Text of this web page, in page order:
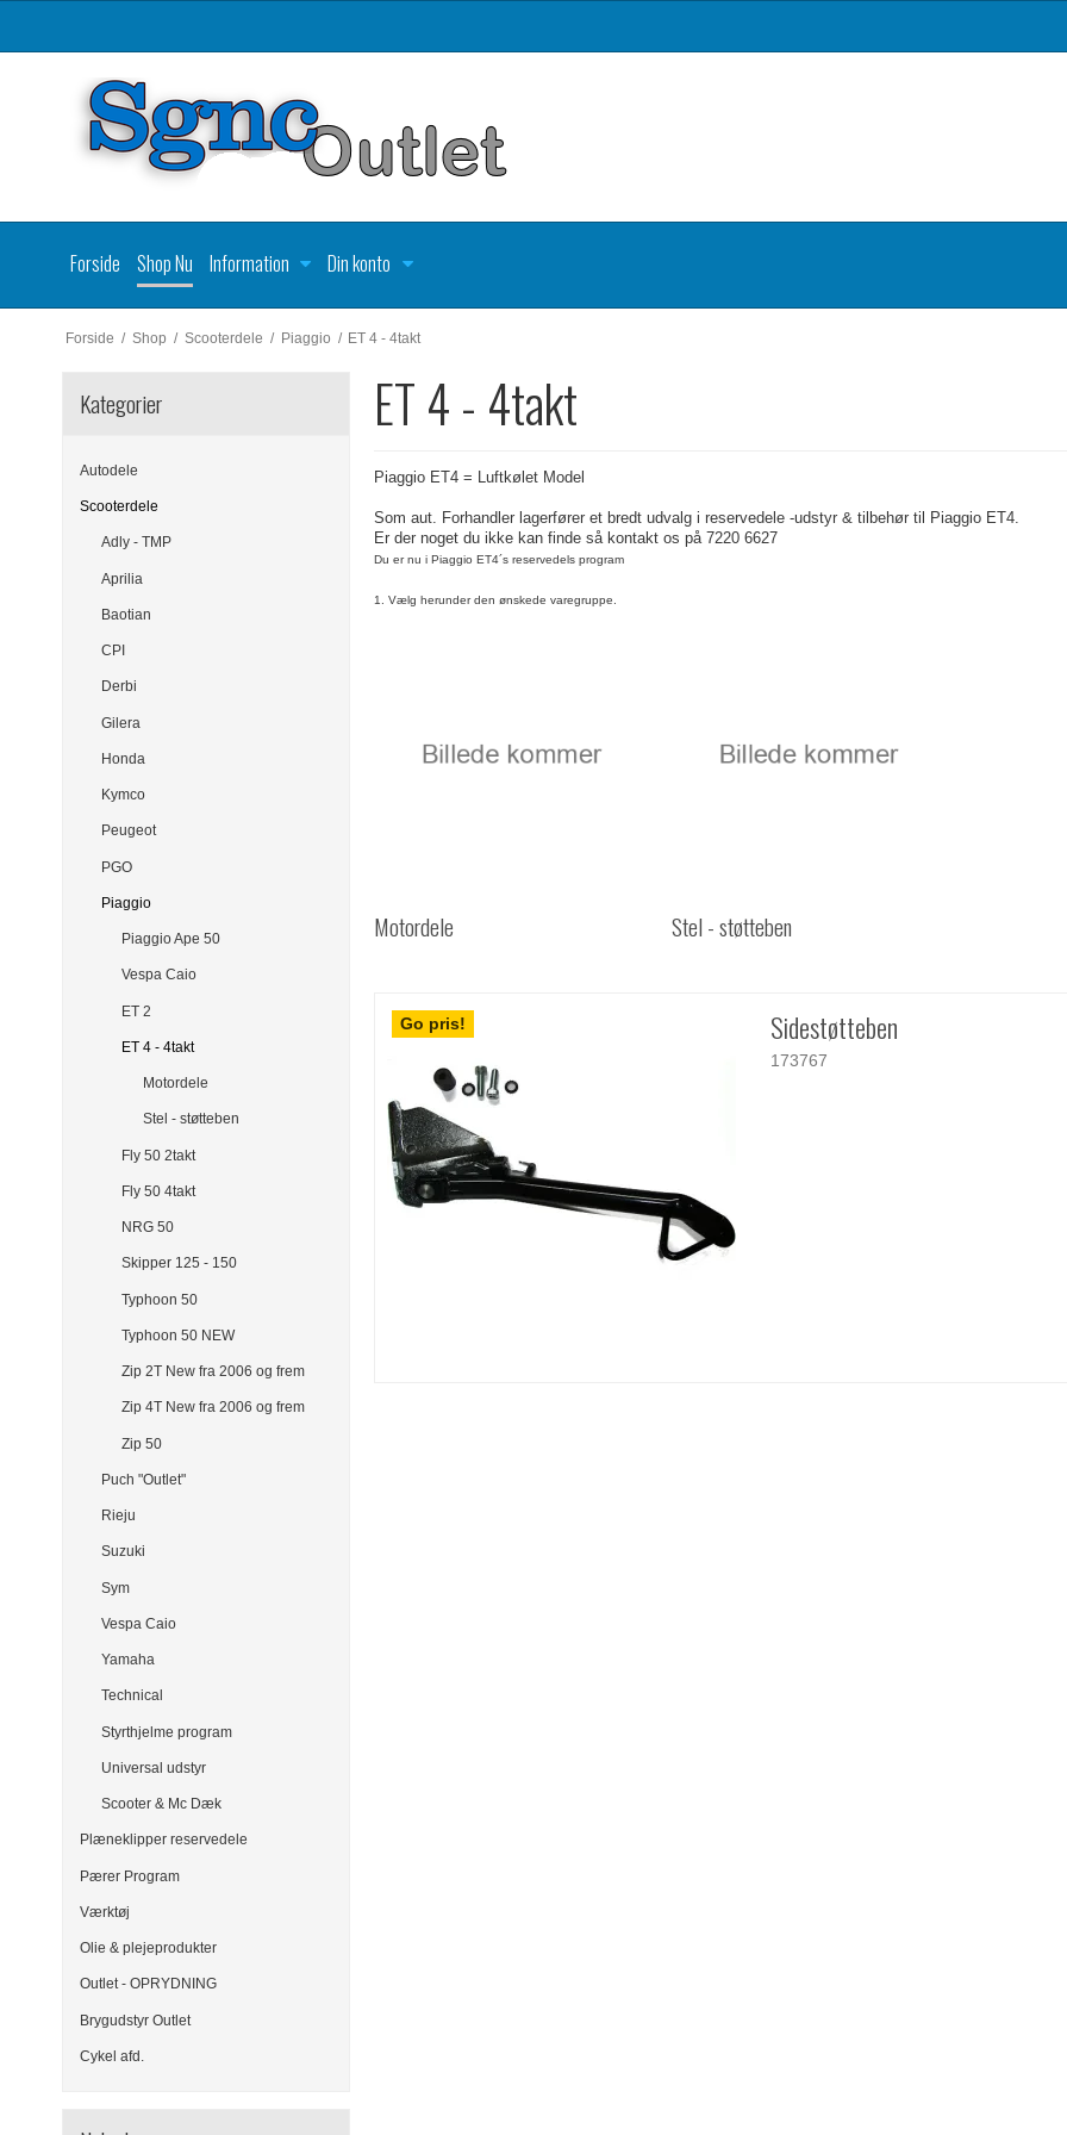
Forside Shop Nu Information Din konto
Forside / Shop / Scooterdele / Piaggio / ET 4 - 4takt
Kategorier
Autodele
Scooterdele
Adly - TMP
Aprilia
Baotian
CPI
Derbi
Gilera
Honda
Kymco
Peugeot
PGO
Piaggio
Piaggio Ape 50
Vespa Caio
ET 2
ET 4 - 4takt
Motordele
Stel - støtteben
Fly 50 2takt
Fly 50 4takt
NRG 50
Skipper 125 - 150
Typhoon 50
Typhoon 50 NEW
Zip 2T New fra 2006 og frem
Zip 4T New fra 2006 og frem
Zip 50
Puch "Outlet"
Rieju
Suzuki
Sym
Vespa Caio
Yamaha
Technical
Styrthjelme program
Universal udstyr
Scooter & Mc Dæk
Plæneklipper reservedele
Pærer Program
Værktøj
Olie & plejeprodukter
Outlet - OPRYDNING
Brygudstyr Outlet
Cykel afd.
ET 4 - 4takt
Piaggio ET4 = Luftkølet Model
Som aut. Forhandler lagerfører et bredt udvalg i reservedele -udstyr & tilbehør til Piaggio ET4.
Er der noget du ikke kan finde så kontakt os på 7220 6627
Du er nu i Piaggio ET4´s reservedels program
1. Vælg herunder den ønskede varegruppe.
Motordele Stel - støtteben
Go pris! Sidestøtteben
173767